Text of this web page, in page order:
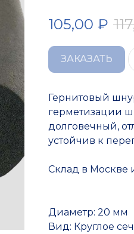
105,00 ₽
ЗАКАЗАТЬ
Гернитовый
герметизации
долговечный,
устойчив к
Склад в Москве
Диаметр: 20 мм
Вид: Круглое